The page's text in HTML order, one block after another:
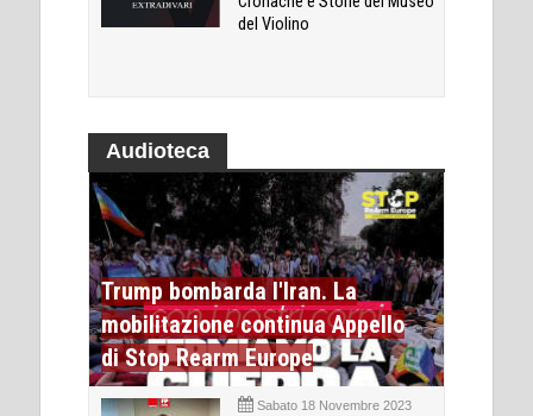
del Violino
Audioteca
Trump bombarda l'Iran. La
mobilitazione continua Appello
di Stop Rearm Europe
Sabato 18 Novembre 2023